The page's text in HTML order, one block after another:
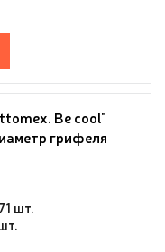
Be cool"
грифеля
в картонной
шт.